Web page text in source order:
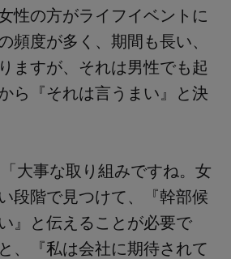
性の方がライフイベントに
頻度が多く、期間も長い、
ますが、それは男性でも起
ら『それは言うまい』と決
「大事な取り組みですね。女
段階で見つけて、『幹部候
』と伝えることが必要で
、『私は会社に期待されて